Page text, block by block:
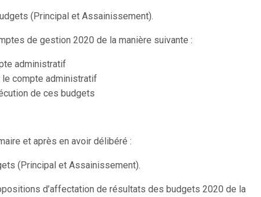
(Principal et Assainissement).
de gestion 2020 de la manière suivante :
administratif
compte administratif
de ces budgets
et après en avoir délibéré :
(Principal et Assainissement).
d’affectation de résultats des budgets 2020 de la